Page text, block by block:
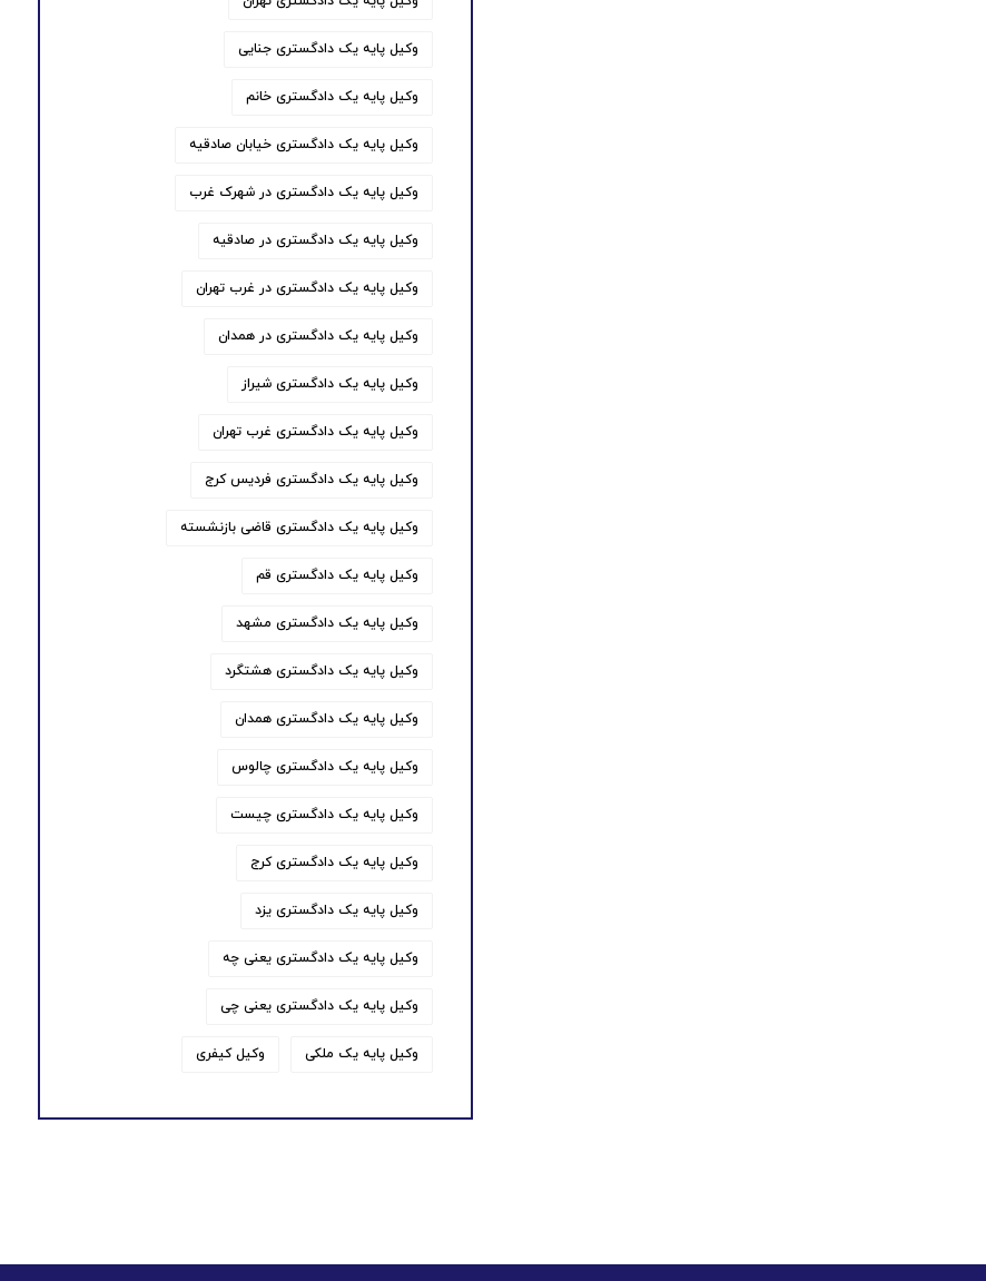
وکیل پایه یک دادگستری جنایی
وکیل پایه یک دادگستری خانم
وکیل پایه یک دادگستری خیابان صادقیه
وکیل پایه یک دادگستری در شهرک غرب
وکیل پایه یک دادگستری در صادقیه
وکیل پایه یک دادگستری در غرب تهران
وکیل پایه یک دادگستری در همدان
وکیل پایه یک دادگستری شیراز
وکیل پایه یک دادگستری غرب تهران
وکیل پایه یک دادگستری فردیس کرج
وکیل پایه یک دادگستری قاضی بازنشسته
وکیل پایه یک دادگستری قم
وکیل پایه یک دادگستری مشهد
وکیل پایه یک دادگستری هشتگرد
وکیل پایه یک دادگستری همدان
وکیل پایه یک دادگستری چالوس
وکیل پایه یک دادگستری چیست
وکیل پایه یک دادگستری کرج
وکیل پایه یک دادگستری یزد
وکیل پایه یک دادگستری یعنی چه
وکیل پایه یک دادگستری یعنی چی
وکیل پایه یک ملکی وکیل کیفری